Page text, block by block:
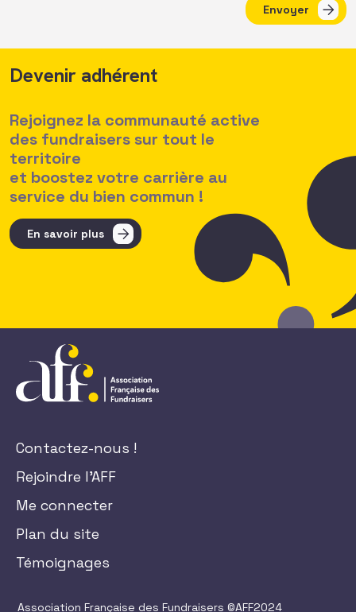
Envoyer
Devenir adhérent
Rejoignez la communauté active
des fundraisers sur tout le
territoire
et boostez votre carrière au
service du bien commun !
En savoir plus
Contactez-nous !
Rejoindre l'AFF
Me connecter
Plan du site
Témoignages
Association Française des Fundraisers ©AFF2024